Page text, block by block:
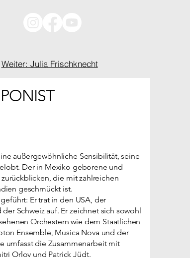
Weiter: Julia Frischknecht
außergewöhnliche Sensibilität, seine
Der in Mexiko geborene und
die mit zahlreichen
geschmückt ist.
Er trat in den USA, der
Schweiz auf. Er zeichnet sich sowohl
Orchestern wie dem Staatlichen
Ensemble, Musica Nova und der
umfasst die Zusammenarbeit mit
Orlov und Patrick Jüdt.